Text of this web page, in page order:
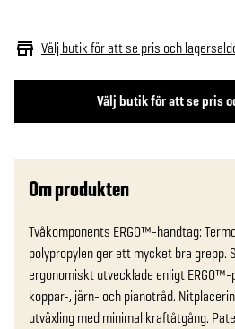
Välj butik för att se pris
Välj butik för att se pris och
Om produkten
Tvåkomponents ERGO™-handtag:
polypropylen ger ett mycket bra grepp.
ergonomiskt utvecklade enligt
koppar-, järn- och pianotråd.
utväxling med minimal kraftåtgång.